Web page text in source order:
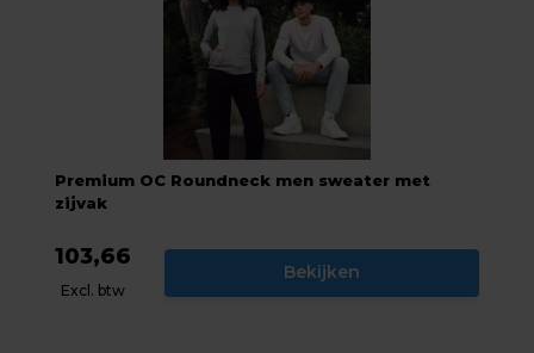
Premium OC Roundneck men sweater met
zijvak
103,66
Excl. btw
Bekijken